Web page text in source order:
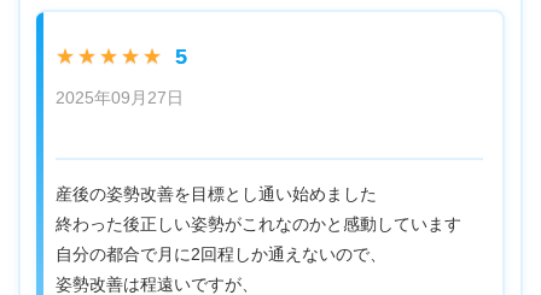
★★★★★ 5
2025年09月27日
産後の姿勢改善を目標とし通い始めました
終わった後正しい姿勢がこれなのかと感動しています
自分の都合で月に2回程しか通えないので、
姿勢改善は程遠いですが、